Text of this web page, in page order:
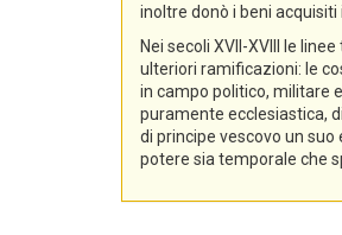
inoltre donò i beni
Nei secoli XVII-XVIII le
ulteriori ramificazioni: le
in campo politico, militare
puramente ecclesiastica,
di principe vescovo un
potere sia temporale che